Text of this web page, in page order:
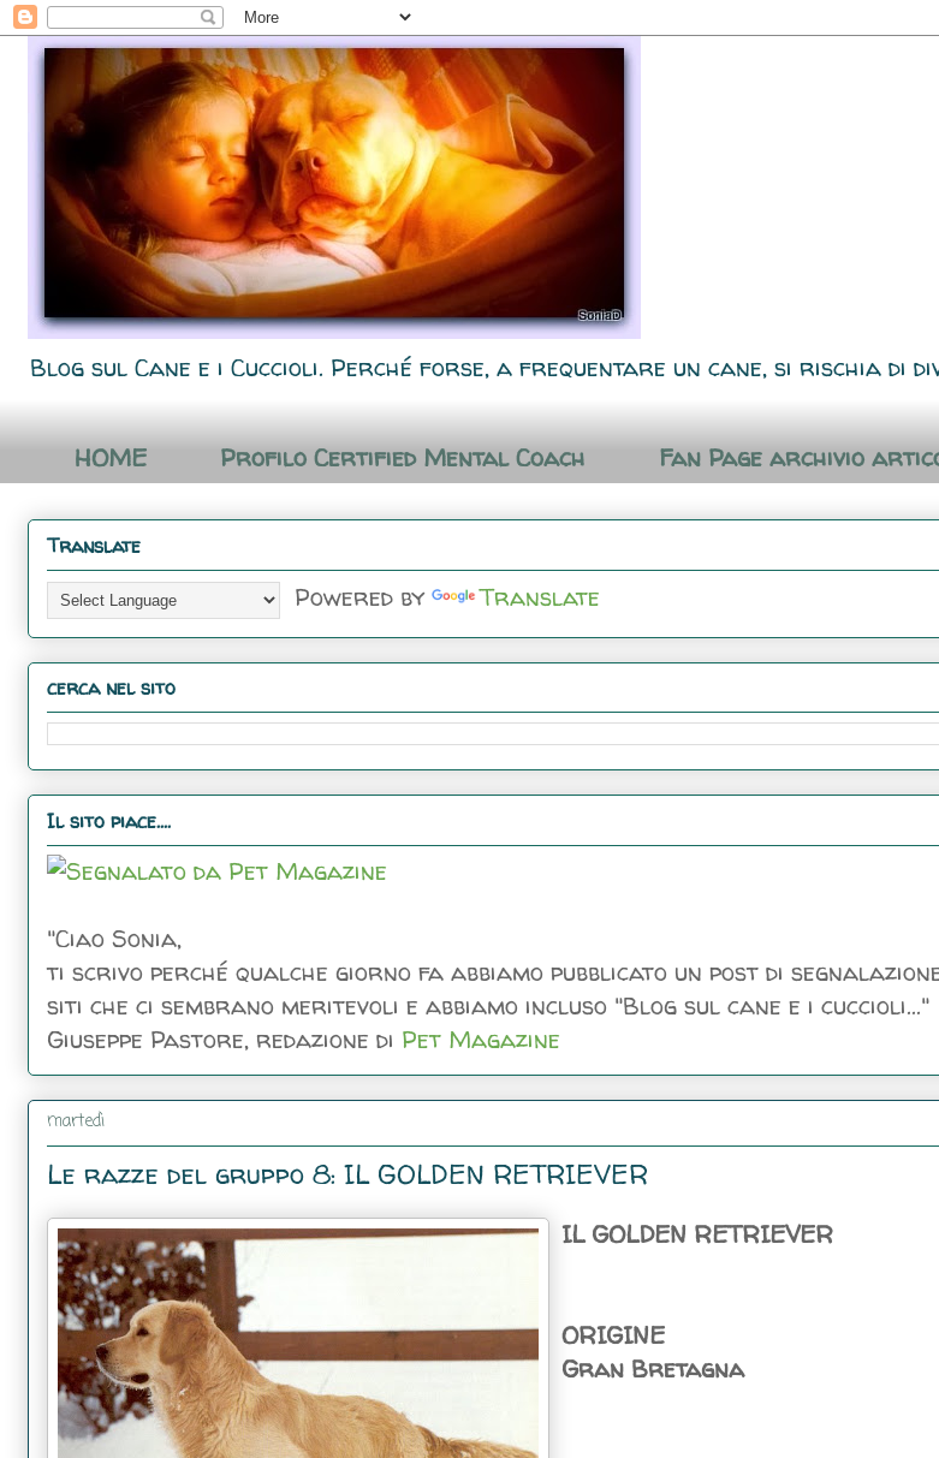
Blog sul Cane e i Cuccioli. Perché forse, a frequentare un cane, si rischia di
HOME Profilo Certified Mental Coach Fan Page archivio
Translate
Powered by Translate
cerca nel sito
Il sito piace....
"Ciao Sonia,
ti scrivo perché qualche giorno fa abbiamo pubblicato un post di
siti che ci sembrano meritevoli e abbiamo incluso "Blog sul cane e i cuccioli..."
Giuseppe Pastore, redazione di Pet Magazine
martedì
Le razze del gruppo 8: IL GOLDEN RETRIEVER
IL GOLDEN RETRIEVER
ORIGINE
Gran Bretagna